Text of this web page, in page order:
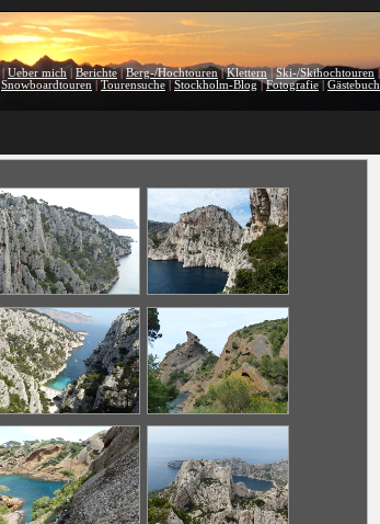
Ueber mich Berichte|Berg-/Hochtouren|Klettern |Ski-/Skihochtouren|
Snowboardtouren Tourensuche Stockholm-Blog|Fotografie Gästebuch